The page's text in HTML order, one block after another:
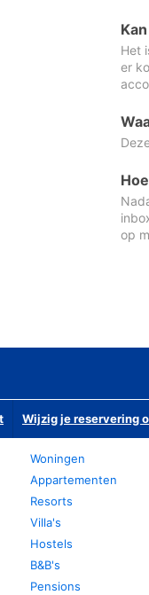
Het
er
op
Wijzig je reservering
Woningen
Appartementen
Resorts
Villa's
Hostels
B&B's
Pensions